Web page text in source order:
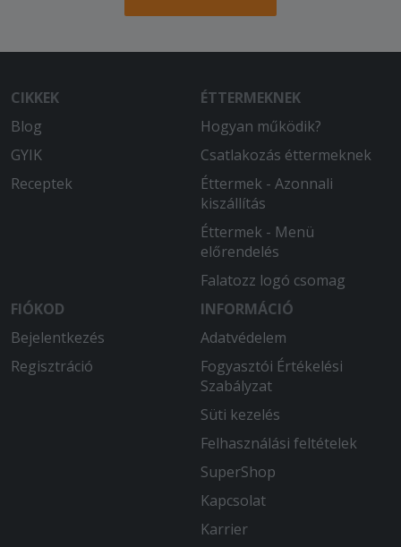
CIKKEK
Blog
GYIK
Receptek
ÉTTERMEKNEK
Hogyan működik?
Csatlakozás éttermeknek
Éttermek - Azonnali
kiszállítás
Éttermek - Menü
előrendelés
Falatozz logó csomag
FIÓKOD
Bejelentkezés
Regisztráció
INFORMÁCIÓ
Adatvédelem
Fogyasztói Értékelési
Szabályzat
Süti kezelés
Felhasználási feltételek
SuperShop
Kapcsolat
Karrier